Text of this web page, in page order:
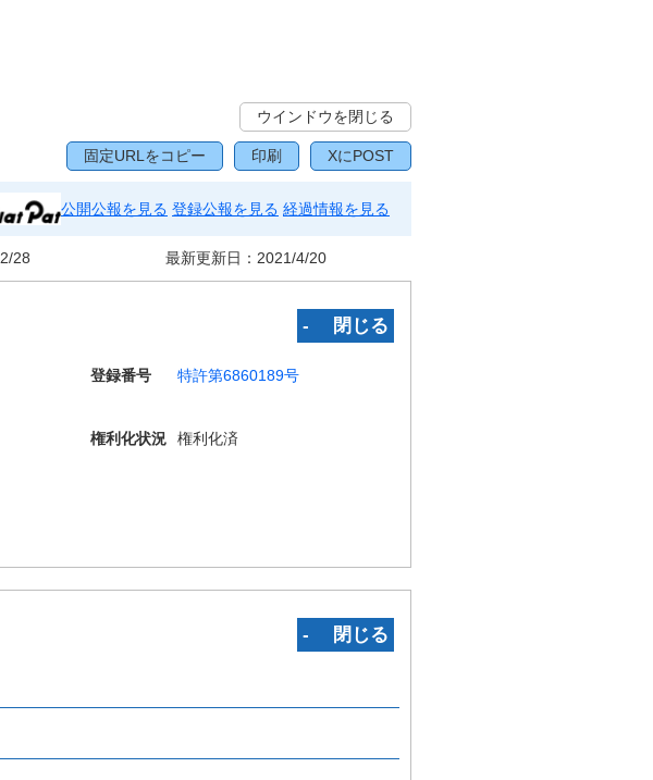
ウインドウを閉じる
固定URLをコピー 印刷 XにPOST
公開公報を見る 登録公報を見る 経過情報を見る
28 最新更新日： 2021/4/20
‐ 閉じる
登録番号
特許第6860189号
権利化状況
権利化済
‐ 閉じる